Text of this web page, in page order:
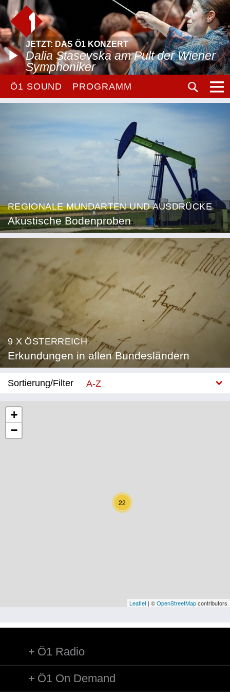
JETZT: DAS Ö1 KONZERT
Dalia Stasevska am Pult der Wiener
Symphoniker
Ö1 SOUND PROGRAMM
REGIONALE MUNDARTEN UND AUSDRÜCKE
Akustische Bodenproben
9 X ÖSTERREICH
Erkundungen in allen Bundesländern
Sortierung/Filter
A-Z
Niederösterreich
Oberösterreich
Vorarlberg
Natur und Landwirtschaft
22
+
−
Leaflet | ©OpenStreetMapcontributors
Ö1 Radio
Ö1 On Demand